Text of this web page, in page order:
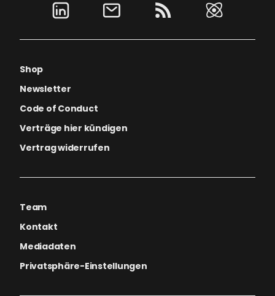
Shop
Newsletter
Code of Conduct
Verträge hier kündigen
Vertrag widerrufen
Team
Kontakt
Mediadaten
Privatsphäre-Einstellungen